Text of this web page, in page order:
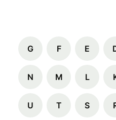
E
F
G
L
M
N
S
T
U